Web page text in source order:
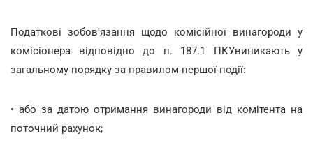
Податкові зобов'язання щодо комісійної винагороди у
комісіонера відповідно до п. 187.1 ПКУвиникають у
загальному порядку за правилом першої події:
• або за датою отримання винагороди від комітента на
поточний рахунок;